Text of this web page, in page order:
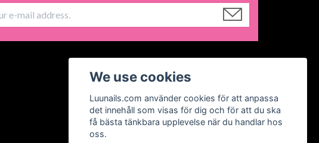
We use cookies
Luunails.com använder cookies för att anpassa
det innehåll som visas för dig och för att du ska
få bästa tänkbara upplevelse när du handlar hos
oss.